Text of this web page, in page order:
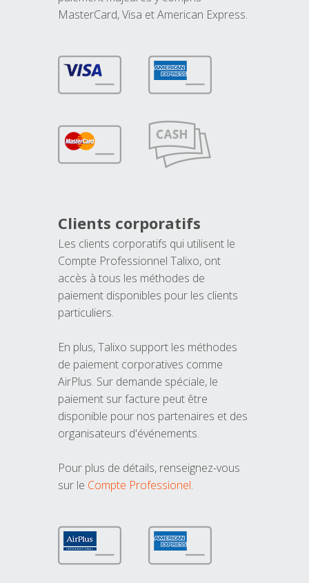
MasterCard, Visa et American Express.
Clients corporatifs
Les clients corporatifs qui utilisent le
Compte Professionnel Talixo, ont
accès à tous les méthodes de
paiement disponibles pour les clients
particuliers.
En plus, Talixo support les méthodes
de paiement corporatives comme
AirPlus. Sur demande spéciale, le
paiement sur facture peut être
disponible pour nos partenaires et des
organisateurs d'événements.
Pour plus de détails, renseignez-vous
sur le Compte Professionel.